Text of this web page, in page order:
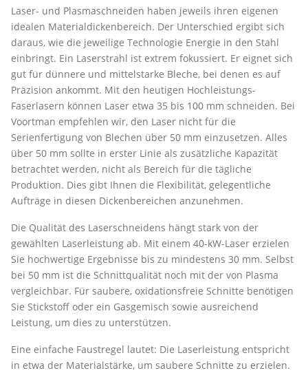
Laser- und Plasmaschneiden haben jeweils ihren eigenen
idealen Materialdickenbereich. Der Unterschied ergibt sich
daraus, wie die jeweilige Technologie Energie in den Stahl
einbringt. Ein Laserstrahl ist extrem fokussiert. Er eignet sich
gut für dünnere und mittelstarke Bleche, bei denen es auf
Präzision ankommt. Mit den heutigen Hochleistungs-
Faserlasern können Laser etwa 35 bis 100 mm schneiden. Bei
Voortman empfehlen wir, den Laser nicht für die
Serienfertigung von Blechen über 50 mm einzusetzen. Alles
über 50 mm sollte in erster Linie als zusätzliche Kapazität
betrachtet werden, nicht als Bereich für die tägliche
Produktion. Dies gibt Ihnen die Flexibilität, gelegentliche
Aufträge in diesen Dickenbereichen anzunehmen.
Die Qualität des Laserschneidens hängt stark von der
gewählten Laserleistung ab. Mit einem 40-kW-Laser erzielen
Sie hochwertige Ergebnisse bis zu mindestens 30 mm. Selbst
bei 50 mm ist die Schnittqualität noch mit der von Plasma
vergleichbar. Für saubere, oxidationsfreie Schnitte benötigen
Sie Stickstoff oder ein Gasgemisch sowie ausreichend
Leistung, um dies zu unterstützen.
Eine einfache Faustregel lautet: Die Laserleistung entspricht
in etwa der Materialstärke, um saubere Schnitte zu erzielen.